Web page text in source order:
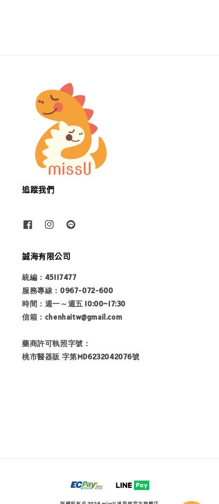
追蹤我們
誠海有限公司
統編：45117477
服務專線：0967-072-600
時間：週一～週五 10:00~17:30
信箱：chenhaitw@gmail.com
藥商許可執照字號：
桃市醫器販 字第MD6232042076號